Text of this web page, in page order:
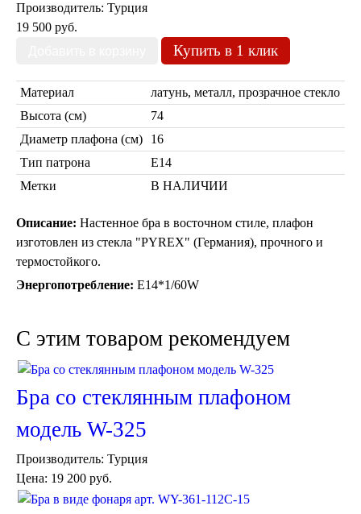
Марокканские лампы
Мозаичные лампы
Лампы со стеклом
Торшеры
Марокканские
Торшеры Марокко
Торшеры Мозаика
Светильники в хамам
Светильники для кафе и ресторанов
Светильники Лофт
Светильники с цепочками
Люстры для мечети
Производитель: Турция
19 500 руб.
Купить в 1 клик
Материал
латунь, металл, прозрачное стекло
Высота (см)
74
Диаметр плафона (см)
16
Тип патрона
Е14
Метки
В НАЛИЧИИ
Описание: Настенное бра в восточном стиле, плафон
изготовлен из стекла "PYREX" (Германия), прочного и
термостойкого.
Энергопотребление: Е14*1/60W
C этим товаром рекомендуем
Бра со стеклянным плафоном
модель W-325
Производитель: Турция
Цена: 19 200 руб.